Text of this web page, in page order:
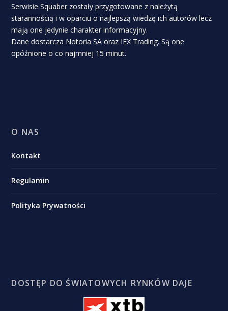
Serwisie Squaber zostały przygotowane z należytą
starannością i w oparciu o najlepszą wiedzę ich autorów lecz
mają one jedynie charakter informacyjny.
Dane dostarcza Notoria SA oraz IEX Trading. Są one
opóźnione o co najmniej 15 minut.
O NAS
Kontakt
Regulamin
Polityka Prywatności
DOSTĘP DO ŚWIATOWYCH RYNKÓW DAJE